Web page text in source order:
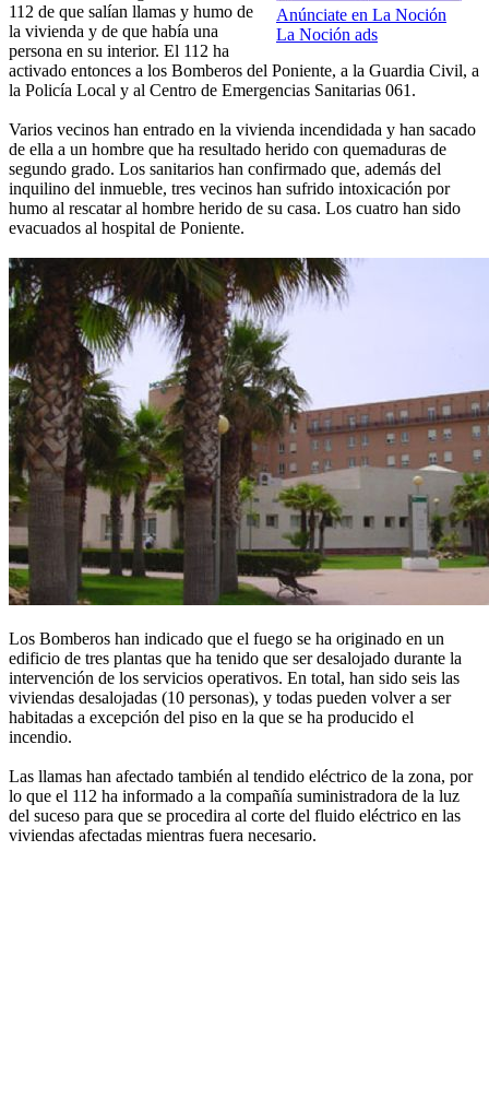
Anúnciate en La Noción
La Noción ads
112 de que salían llamas y humo de
la vivienda y de que había una
persona en su interior. El 112 ha
activado entonces a los Bomberos del Poniente, a la Guardia Civil, a
la Policía Local y al Centro de Emergencias Sanitarias 061.
Varios vecinos han entrado en la vivienda incendidada y han sacado
de ella a un hombre que ha resultado herido con quemaduras de
segundo grado. Los sanitarios han confirmado que, además del
inquilino del inmueble, tres vecinos han sufrido intoxicación por
humo al rescatar al hombre herido de su casa. Los cuatro han sido
evacuados al hospital de Poniente.
Los Bomberos han indicado que el fuego se ha originado en un
edificio de tres plantas que ha tenido que ser desalojado durante la
intervención de los servicios operativos. En total, han sido seis las
viviendas desalojadas (10 personas), y todas pueden volver a ser
habitadas a excepción del piso en la que se ha producido el
incendio.
Las llamas han afectado también al tendido eléctrico de la zona, por
lo que el 112 ha informado a la compañía suministradora de la luz
del suceso para que se procedira al corte del fluido eléctrico en las
viviendas afectadas mientras fuera necesario.